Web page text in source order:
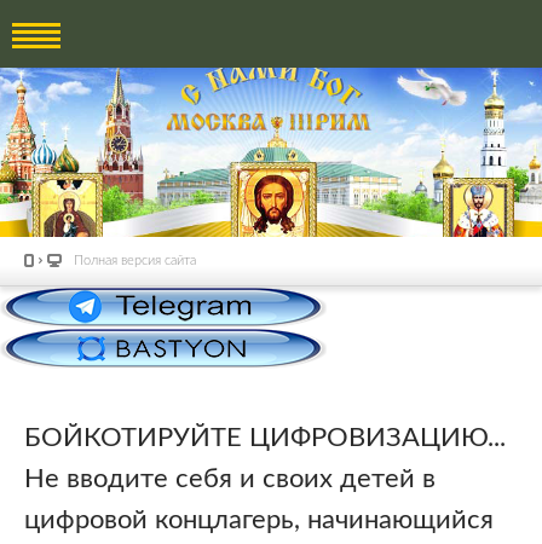
Полная версия сайта
БОЙКОТИРУЙТЕ ЦИФРОВИЗАЦИЮ...
Не вводите себя и своих детей в
цифровой концлагерь, начинающийся